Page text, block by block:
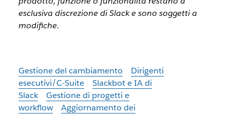
esclusiva discrezione di Slack e sono soggetti a
modifiche.
Gestione del cambiamento
Dirigenti
esecutivi/C-Suite
Slackbot e IA di
Slack
Gestione di progetti e
workflow
Aggiornamento dei